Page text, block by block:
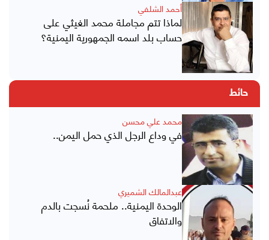
أحمد الشلفي
لماذا تتم مجاملة محمد الغيثي على
حساب بلد اسمه الجمهورية اليمنية؟
حائط
محمد علي محسن
في وداع الرجل الذي حمل اليمن..
عبدالمالك الشميري
الوحدة اليمنية.. ملحمة نُسجت بالدم
والاتفاق